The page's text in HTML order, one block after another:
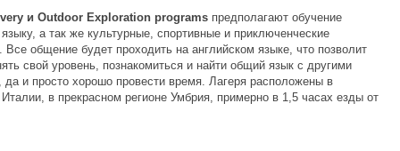
и Outdoor Exploration programs предполагают обучение
а так же культурные, спортивные и приключенческие
Все общение будет проходить на английском языке, что позволит
свой уровень, познакомиться и найти общий язык с другими
да и просто хорошо провести время. Лагеря расположены в
в прекрасном регионе Умбрия, примерно в 1,5 часах езды от